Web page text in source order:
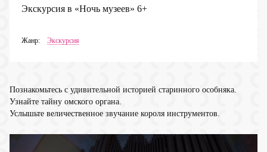
Экскурсия в «Ночь музеев» 6+
Жанр: Экскурсия
Познакомьтесь с удивительной историей старинного особняка.
Узнайте тайну омского органа.
Услышьте величественное звучание короля инструментов.